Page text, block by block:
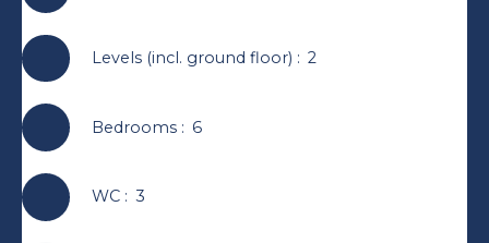
Levels (incl. ground floor) : 2
Bedrooms: 6
WC: 3